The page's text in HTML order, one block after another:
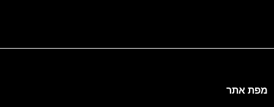
מפת אתר